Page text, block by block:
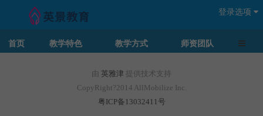
登录选项
首页 教学特色 教学方式 师资团队 导航
由 英雅津 提供技术支持
CopyRight?2014 AllMobilize Inc.
粤ICP备13032411号